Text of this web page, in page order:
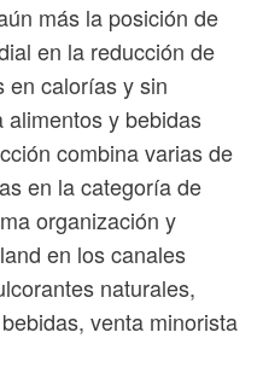
más la posición de
en la reducción de
en calorías y sin
y bebidas
combina varias de
en la categoría de
organización y
en los canales
naturales,
venta minorista